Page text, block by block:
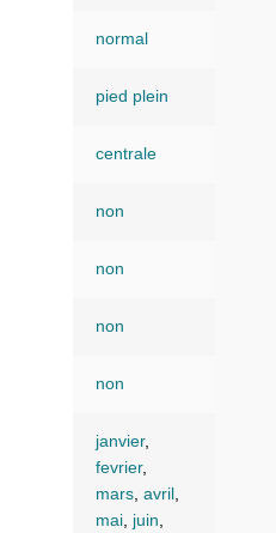
normal
pied plein
centrale
non
non
non
non
janvier,
fevrier,
mars, avril ,
mai, juin,